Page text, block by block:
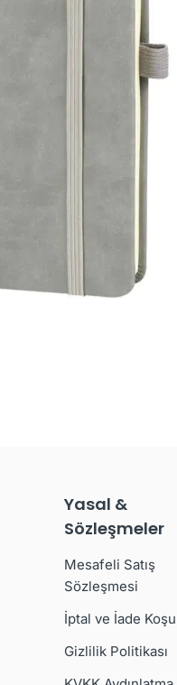
Yasal &
Sözleşmeler
Mesafeli Satış
Sözleşmesi
İptal ve İade
Gizlilik Politikası